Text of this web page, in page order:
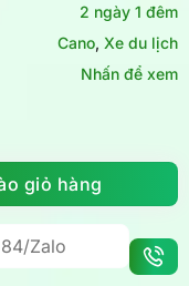
2 ngày 1 đêm
Cano, Xe du lịch
Nhấn để xem
Thơ - Khúc ca
giỏ hàng